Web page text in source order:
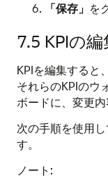
「保存」 を
7.5 KPIの編
KPIを編集すると
それらのKPIのウ
ボードに、変更内
次の手順を使用
す。
ノート: